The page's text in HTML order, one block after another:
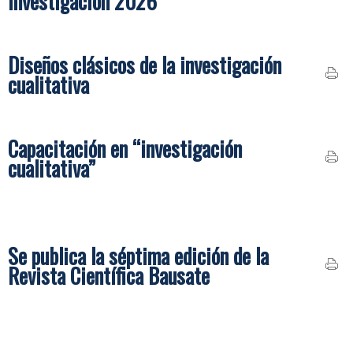
Diseños clásicos de la investigación
cualitativa
Capacitación en “investigación
cualitativa”
Se publica la séptima edición de la
Revista Científica Bausate